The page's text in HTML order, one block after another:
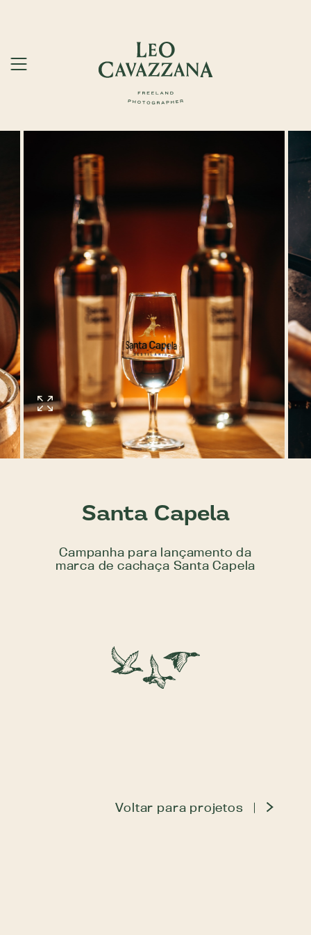
Santa Capela
Campanha para lançamento da
marca de cachaça Santa Capela
Voltar para projetos